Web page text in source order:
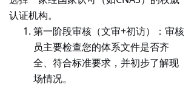
认证机构。
第一阶段审核（文审+初访）
：审核
员主要检查您的体系文件是否齐
全、符合标准要求，并初步了解现
场情况。